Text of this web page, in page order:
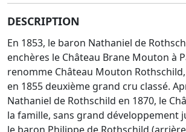
DESCRIPTION
En 1853, le baron Nathaniel de
enchères le Château Brane Mouton à
renomme Château Mouton
en 1855 deuxième grand cru classé.
Nathaniel de Rothschild en 1870, le
la famille, sans grand développement